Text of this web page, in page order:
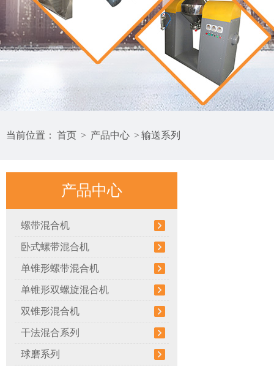
当前位置： 首页 > 产品中心 > 输送系列
产品中心
螺带混合机
卧式螺带混合机
单锥形螺带混合机
单锥形双螺旋混合机
双锥形混合机
干法混合系列
球磨系列